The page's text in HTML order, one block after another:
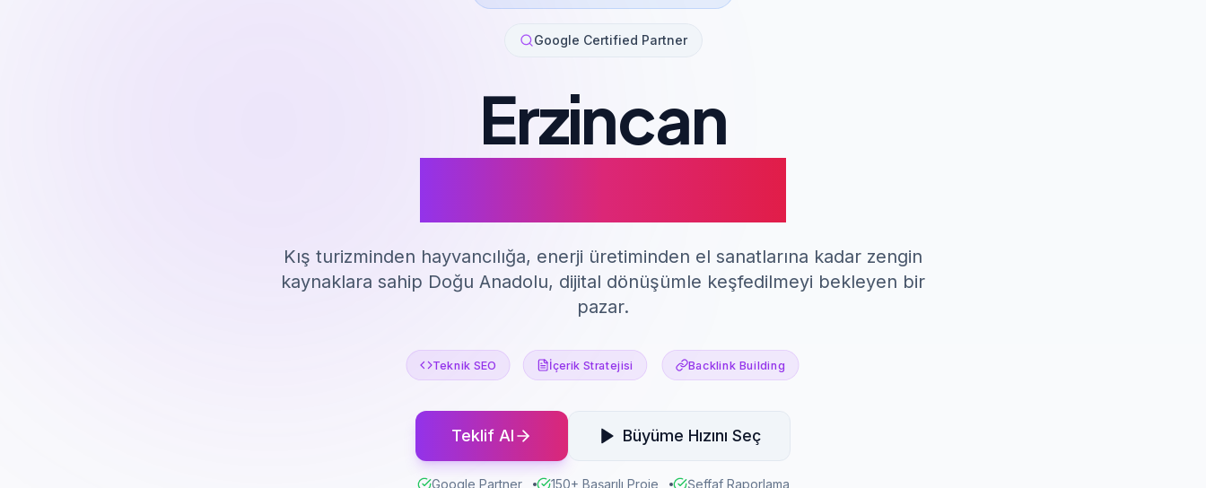
Google Certified Partner
Erzincan
Kış turizminden hayvancılığa, enerji üretiminden el sanatlarına kadar zengin
kaynaklara sahip Doğu Anadolu, dijital dönüşümle keşfedilmeyi bekleyen bir
pazar.
Teknik SEO İçerik Stratejisi Backlink Building
Teklif Al Büyüme Hızını Seç
Google Partner 150+ Başarılı Proje Şeffaf Raporlama